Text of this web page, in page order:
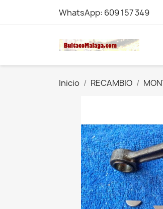
WhatsApp: 609 157 349
Inicio RECAMBIO